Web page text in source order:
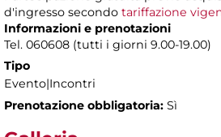
d'ingresso secondo tariffazione
Informazioni e prenotazioni
Tel. 060608 (tutti i giorni 9.00-19.00)
Tipo
Evento|Incontri
Prenotazione obbligatoria: Sì